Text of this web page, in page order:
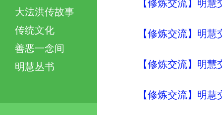
大法洪传故事
传统文化
善恶一念间
明慧丛书
【修炼交流】明
【修炼交流】明
【修炼交流】明
【修炼交流】明